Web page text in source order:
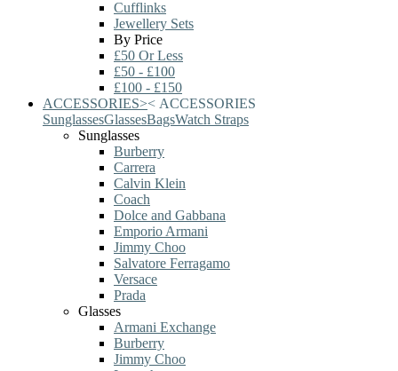
Cufflinks
Jewellery Sets
By Price
£50 Or Less
£50 - £100
£100 - £150
ACCESSORIES>< ACCESSORIES
SunglassesGlassesBagsWatch Straps
Sunglasses
Burberry
Carrera
Calvin Klein
Coach
Dolce and Gabbana
Emporio Armani
Jimmy Choo
Salvatore Ferragamo
Versace
Prada
Glasses
Armani Exchange
Burberry
Jimmy Choo